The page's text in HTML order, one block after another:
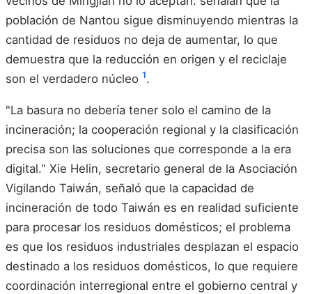
población de Nantou sigue disminuyendo mientras la
cantidad de residuos no deja de aumentar, lo que
demuestra que la reducción en origen y el reciclaje
son el verdadero núcleo 1.
"La basura no debería tener solo el camino de la
incineración; la cooperación regional y la clasificación
precisa son las soluciones que corresponde a la era
digital." Xie Helin, secretario general de la Asociación
Vigilando Taiwán, señaló que la capacidad de
incineración de todo Taiwán es en realidad suficiente
para procesar los residuos domésticos; el problema
es que los residuos industriales desplazan el espacio
destinado a los residuos domésticos, lo que requiere
coordinación interregional entre el gobierno central y